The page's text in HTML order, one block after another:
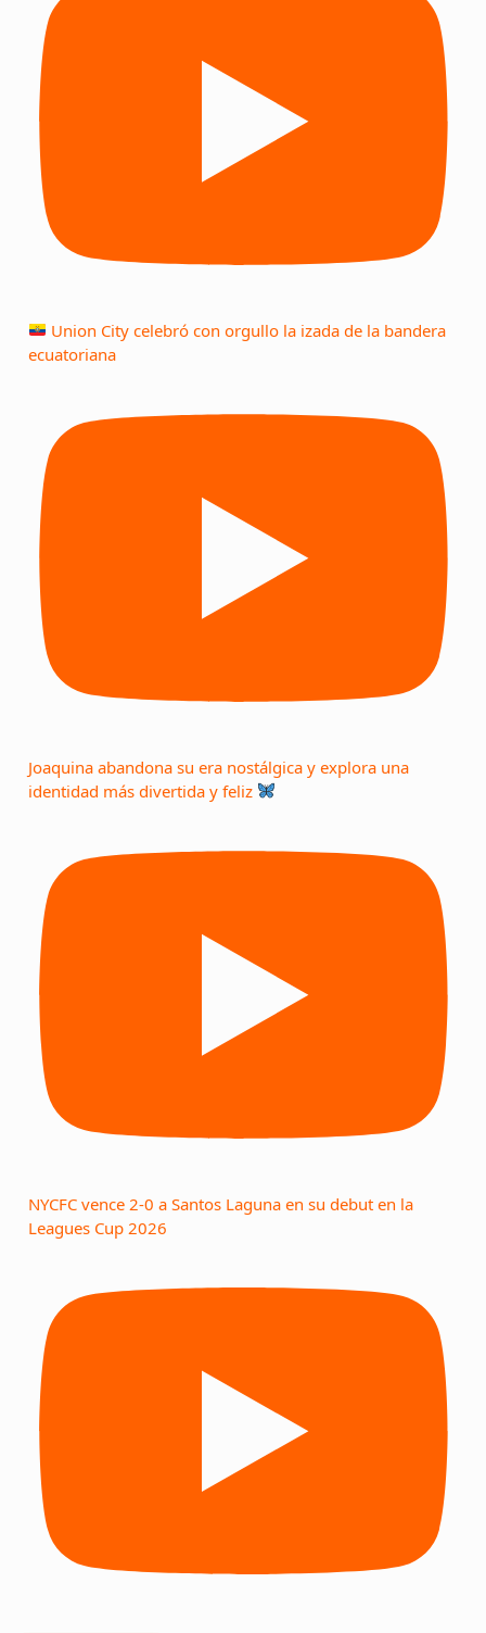
Union City celebró con orgullo la izada de la bandera
ecuatoriana
Joaquina abandona su era nostálgica y explora una
identidad más divertida y feliz
NYCFC vence 2-0 a Santos Laguna en su debut en la
Leagues Cup 2026